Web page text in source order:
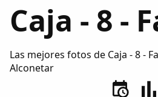
Foros
Idiosincrasia
Caja - 8 -
Las mejores fotos de Caja - 8 -
Alconetar